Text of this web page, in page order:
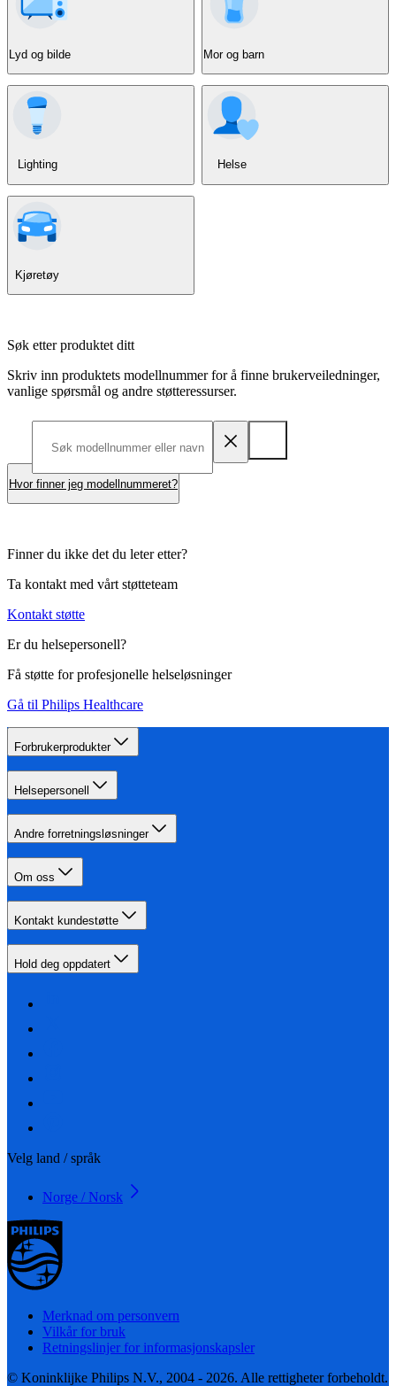
Lyd og bilde Mor og barn
Lighting Helse
Kjøretøy
Søk etter produktet ditt
Skriv inn produktets modellnummer for å finne brukerveiledninger,
vanlige spørsmål og andre støtteressurser.
Hvor finner jeg modellnummeret?
Finner du ikke det du leter etter?
Ta kontakt med vårt støtteteam
Kontakt støtte
Er du helsepersonell?
Få støtte for profesjonelle helseløsninger
Gå til Philips Healthcare
Forbrukerprodukter
Helsepersonell
Andre forretningsløsninger
Om oss
Kontakt kundestøtte
Hold deg oppdatert
Velg land / språk
Norge / Norsk
Merknad om personvern
Vilkår for bruk
Retningslinjer for informasjonskapsler
© Koninklijke Philips N.V., 2004 - 2026. Alle rettigheter forbeholdt.